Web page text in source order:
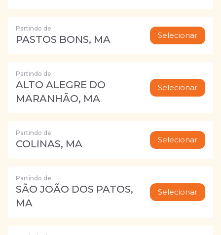
Partindo de
PASTOS BONS, MA Selecionar
Partindo de
ALTO ALEGRE DO
MARANHÃO, MA
Selecionar
Partindo de
COLINAS, MA Selecionar
Partindo de
SÃO JOÃO DOS PATOS,
MA
Selecionar